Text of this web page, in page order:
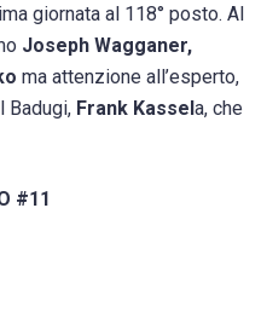
giornata al 118° posto. Al
Joseph Wagganer,
ma attenzione all’esperto,
Badugi, Frank Kassela, che
#11